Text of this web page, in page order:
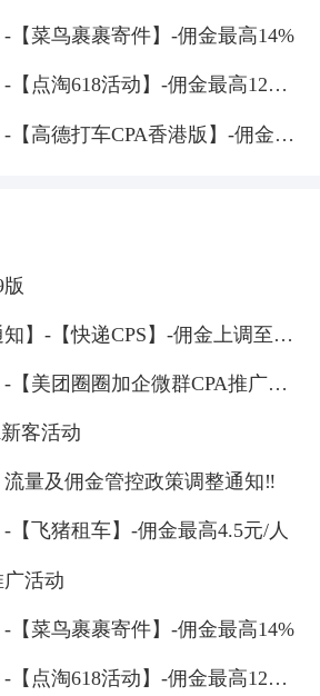
-【菜鸟裹裹寄件】-佣金最高14%
-【点淘618活动】-佣金最高12元
-【高德打车CPA香港版】-佣金8
知】-【快递CPS】-佣金上调至
-【美团圈圈加企微群CPA推广】-
客活动
流量及佣金管控政策调整通知‼
-【飞猪租车】-佣金最高4.5元/人
广活动
-【菜鸟裹裹寄件】-佣金最高14%
-【点淘618活动】-佣金最高12元